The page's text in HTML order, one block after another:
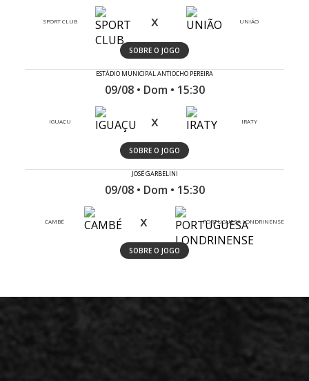
SPORT CLUB x UNIÃO
SOBRE O JOGO
ESTÁDIO MUNICIPAL ANTIOCHO PEREIRA
09/08 • Dom • 15:30
IGUAÇU x IRATY
SOBRE O JOGO
JOSÉ GARBELINI
09/08 • Dom • 15:30
CAMBÉ x PORTUGUESA LONDRINENSE
SOBRE O JOGO